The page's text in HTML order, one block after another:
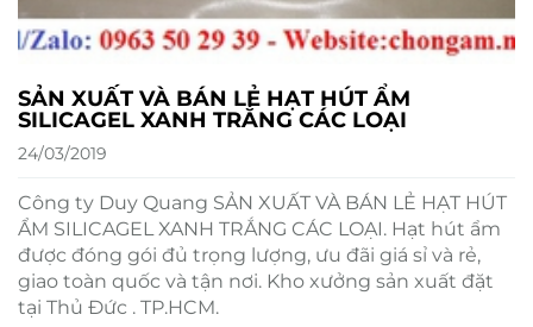
SẢN XUẤT VÀ BÁN LẺ HẠT HÚT ẨM
SILICAGEL XANH TRẮNG CÁC LOẠI
24/03/2019
Công ty Duy Quang SẢN XUẤT VÀ BÁN LẺ HẠT HÚT
ẨM SILICAGEL XANH TRẮNG CÁC LOẠI. Hạt hút ẩm
được đóng gói đủ trọng lượng, ưu đãi giá sỉ và rẻ,
giao toàn quốc và tận nơi. Kho xưởng sản xuất đặt
tại Thủ Đức . TP.HCM.